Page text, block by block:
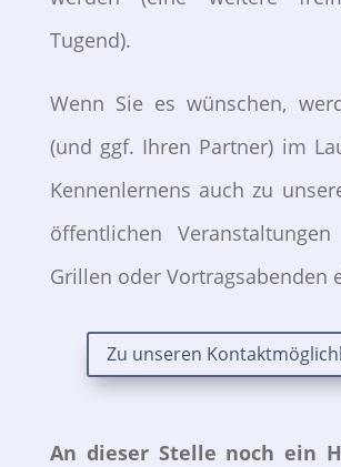
Tugend).
Wenn Sie es wünschen,
(und ggf. Ihren Partner) im
Kennenlernens auch zu
öffentlichen
Grillen oder Vortragsabenden
Zu unseren
An dieser Stelle noch ein